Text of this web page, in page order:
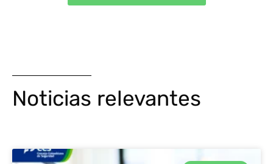
Noticias relevantes